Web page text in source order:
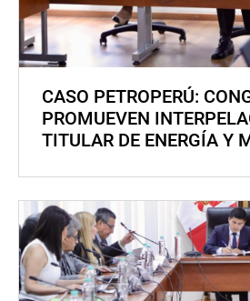
CASO PETROPERÚ:
PROMUEVEN
TITULAR DE ENERGÍA Y